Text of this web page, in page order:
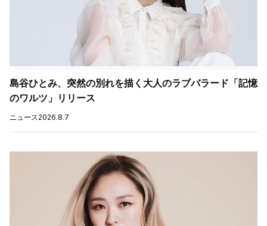
島谷ひとみ、突然の別れを描く大人のラブバラード「記憶
のワルツ」リリース
ニュース 2026.8.7